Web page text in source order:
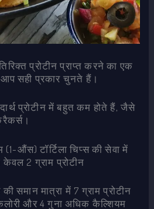
प्रोटीन प्राप्त करने का एक
सही प्रकार चुनते हैं।
प्रोटीन में बहुत कम होते हैं, जैसे
औंस) टॉर्टिला चिप्स की सेवा में
केवल 2 ग्राम प्रोटीन
समान मात्रा में 7 ग्राम प्रोटीन
और 4 गुना अधिक कैल्शियम